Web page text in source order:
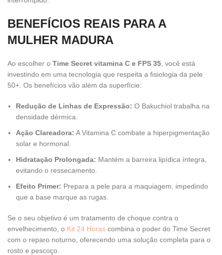
BENEFÍCIOS REAIS PARA A
MULHER MADURA
Ao escolher o Time Secret vitamina C e FPS 35 , você está
investindo em uma tecnologia que respeita a fisiologia da pele
50+. Os benefícios vão além da superfície:
Redução de Linhas de Expressão: O Bakuchiol trabalha na
densidade dérmica.
Ação Clareadora: A Vitamina C combate a hiperpigmentação
solar e hormonal.
Hidratação Prolongada: Mantém a barreira lipídica íntegra,
evitando o ressecamento.
Efeito Primer: Prepara a pele para a maquiagem, impedindo
que a base marque as rugas.
Se o seu objetivo é um tratamento de choque contra o
envelhecimento, o Kit 24 Horas combina o poder do Time Secret
com o reparo noturno, oferecendo uma solução completa para o
rosto e pescoço.